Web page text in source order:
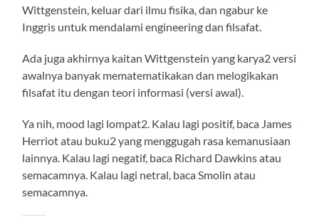
Wittgenstein, keluar dari ilmu fisika, dan ngabur ke
Inggris untuk mendalami engineering dan filsafat.
Ada juga akhirnya kaitan Wittgenstein yang karya2 versi
awalnya banyak mematematikakan dan melogikakan
filsafat itu dengan teori informasi (versi awal).
Ya nih, mood lagi lompat2. Kalau lagi positif, baca James
Herriot atau buku2 yang menggugah rasa kemanusiaan
lainnya. Kalau lagi negatif, baca Richard Dawkins atau
semacamnya. Kalau lagi netral, baca Smolin atau
semacamnya.